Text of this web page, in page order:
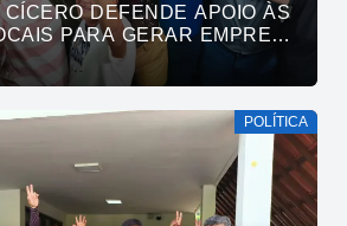
DEFENDE APOIO ÀS
PARA GERAR EMPREGO
POLÍTICA